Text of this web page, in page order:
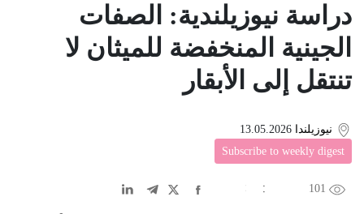
دراسة نيوزيلندية: الصفات
الجينية المنخفضة للميثان لا
تنتقل إلى الأبقار
نيوزيلندا 13.05.2026
Subscribe to weekly digest
101
中文
DE عربى